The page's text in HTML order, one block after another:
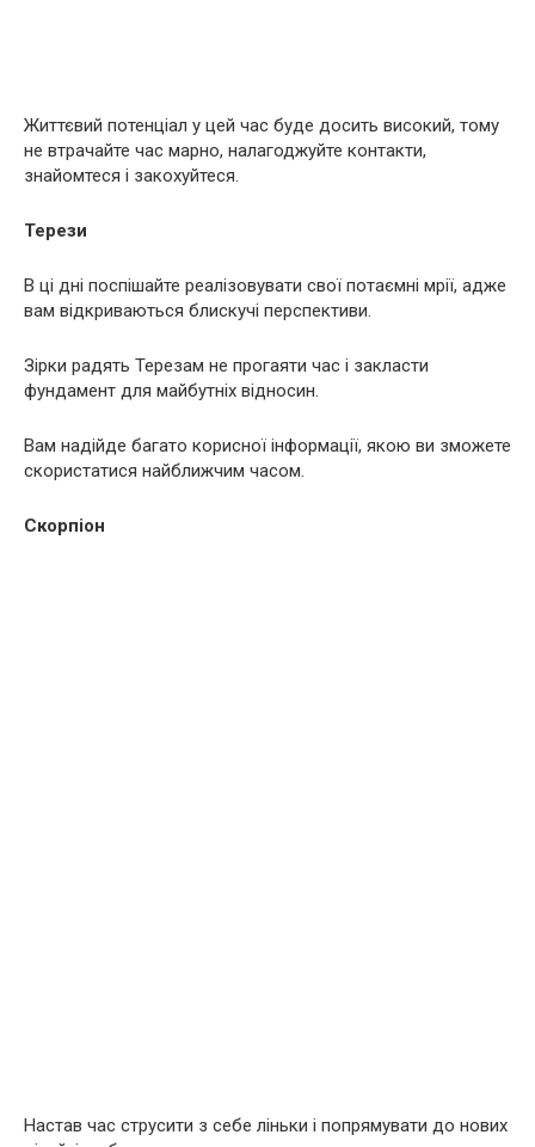
Життєвий потенціал у цей час буде досить високий, тому
не втрачайте час марно, налагоджуйте контакти,
знайомтеся і закохуйтеся.
Терези
В ці дні поспішайте реалізовувати свої потаємні мрії, адже
вам відкриваються блискучі перспективи.
Зірки радять Терезам не прогаяти час і закласти
фундамент для майбутніх відносин.
Вам надійде багато корисної інформації, якою ви зможете
скористатися найближчим часом.
Скорпіон
Настав час струсити з себе ліньки і попрямувати до нових